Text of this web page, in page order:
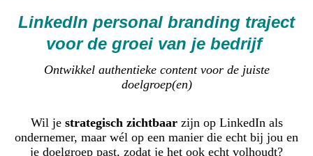
LinkedIn personal branding traject
voor de groei van je bedrijf
Ontwikkel authentieke content voor de juiste
doelgroep(en)
Wil je strategisch zichtbaarzijn op LinkedIn als
ondernemer, maar wél op een manier die echt bij jou en
je doelgroep past, zodat je het ook echt volhoudt?